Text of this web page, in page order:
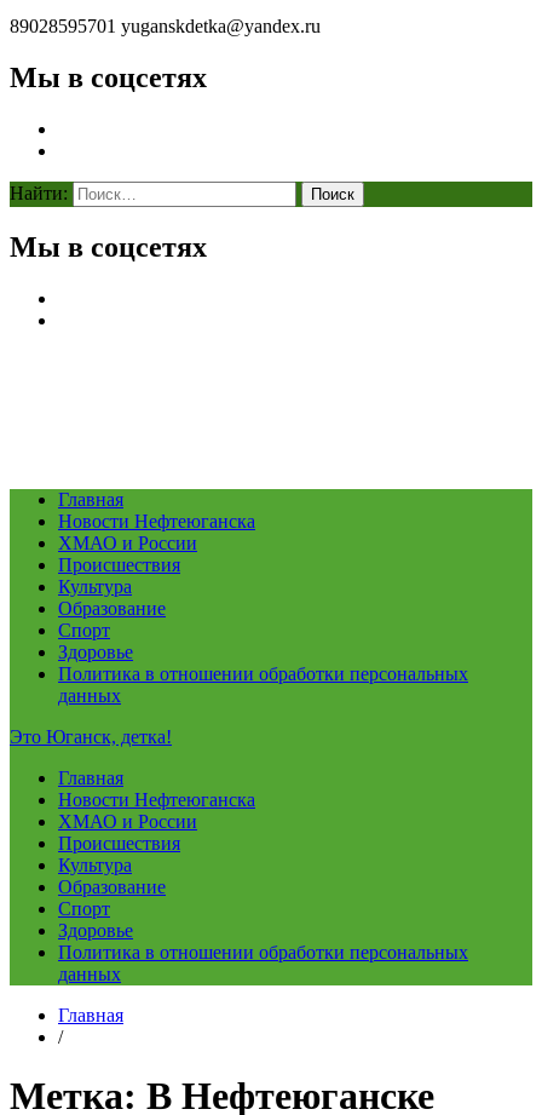
89028595701 yuganskdetka@yandex.ru
Мы в соцсетях
Найти:
Мы в соцсетях
Главная
Новости Нефтеюганска
ХМАО и России
Происшествия
Культура
Образование
Спорт
Здоровье
Политика в отношении обработки персональных
данных
Это Юганск, детка!
Главная
Новости Нефтеюганска
ХМАО и России
Происшествия
Культура
Образование
Спорт
Здоровье
Политика в отношении обработки персональных
данных
Главная
/
Метка: В Нефтеюганске